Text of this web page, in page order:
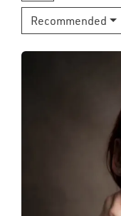
Recommended